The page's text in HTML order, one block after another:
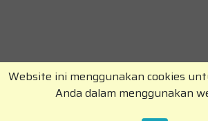
Copyright © RajaKomen.com
Website ini menggunakan cookies
Anda dalam menggunakan